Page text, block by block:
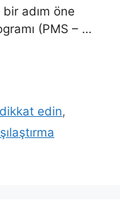
adım öne
(PMS – …
dikkat edin,